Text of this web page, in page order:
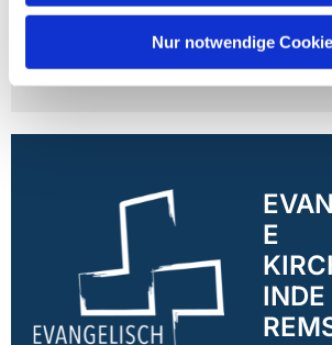
Nur notwendige
zum Archiv ehem. Adolf
Gemeinde
E
INDE